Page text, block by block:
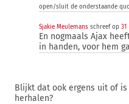
open/sluit de onderstaande
Sjakie Meulemans schreef op 31
En nogmaals Ajax
in handen, voor hem
Blijkt dat ook ergens uit of
herhalen?